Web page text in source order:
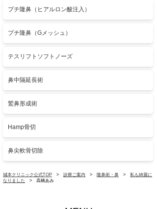
プチ隆鼻（ヒアルロン酸注入）
プチ隆鼻（Gメッシュ）
テスリフトソフトノーズ
鼻中隔延長術
鷲鼻形成術
Hamp骨切
鼻尖軟骨切除
城本クリニック公式TOP > 診療ご案内 > 隆鼻術・鼻 > 私も綺麗に
なりました > 高橋あみ